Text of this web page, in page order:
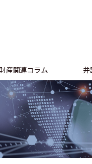
産関連コラム 弁